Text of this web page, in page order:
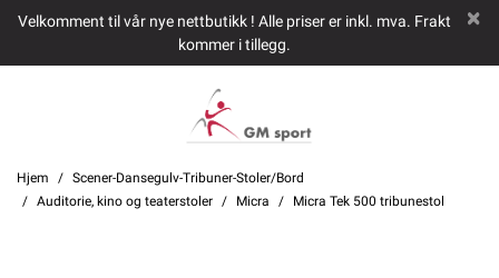
Velkomment til vår nye nettbutikk ! Alle priser er inkl. mva. Frakt
kommer i tillegg.
Hjem
Scener-Dansegulv-Tribuner-Stoler/Bord
Auditorie, kino og teaterstoler
Micra Micra Tek 500 tribunestol